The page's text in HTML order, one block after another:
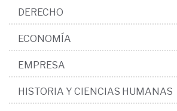
DERECHO
ECONOMÍA
EMPRESA
HISTORIA Y CIENCIAS HUMANAS